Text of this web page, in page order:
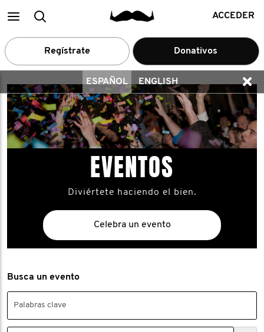
Main
menu
Buscar ACCEDER
Regístrate Donativos
ESPAÑOL ENGLISH
EVENTOS
Diviértete haciendo el bien.
Celebra un evento
Busca un evento